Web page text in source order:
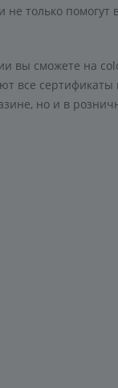
только
вы сможете на
все
но и в